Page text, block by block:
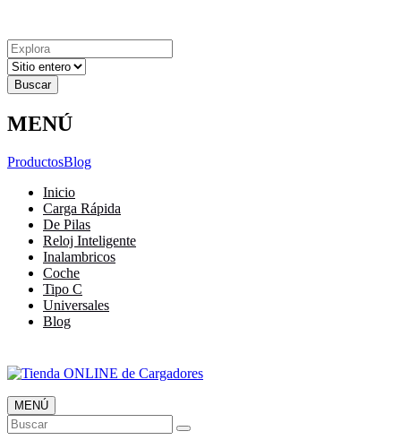
Resultados
para
MENÚ
ProductosBlog
Inicio
Carga Rápida
De Pilas
Reloj Inteligente
Inalambricos
Coche
Tipo C
Universales
Blog
Tienda ONLINE de Cargadores
MENÚ
Buscar